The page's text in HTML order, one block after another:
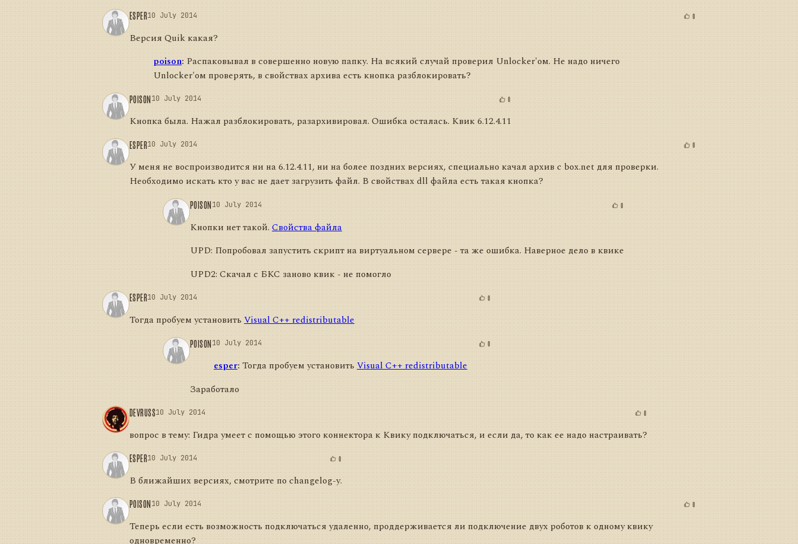
ESPER10 July 2014 0
Версия Quik какая?
poison: Распаковывал в совершенно новую папку. На всякий случай проверил Unlocker'ом. Не надо ничего
Unlocker'ом проверять, в свойствах архива есть кнопка разблокировать?
POISON10 July 2014 0
Кнопка была. Нажал разблокировать, разархивировал. Ошибка осталась. Квик 6.12.4.11
ESPER10 July 2014 0
У меня не воспроизводится ни на 6.12.4.11, ни на более поздних версиях, специально качал архив с box.net для проверки.
Необходимо искать кто у вас не дает загрузить файл. В свойствах dll файла есть такая кнопка?
POISON10 July 2014 0
Кнопки нет такой. Свойства файла
UPD: Попробовал запустить скрипт на виртуальном сервере - та же ошибка. Наверное дело в квике
UPD2: Скачал с БКС заново квик - не помогло
ESPER10 July 2014 0
Тогда пробуем установить Visual C++ redistributable
POISON10 July 2014 0
esper: Тогда пробуем установить Visual C++ redistributable
Заработало
DEVRUSS10 July 2014 0
вопрос в тему: Гидра умеет с помощью этого коннектора к Квику подключаться, и если да, то как ее надо настраивать?
ESPER10 July 2014 0
В ближайших версиях, смотрите по changelog-у.
POISON10 July 2014 0
Теперь если есть возможность подключаться удаленно, проддерживается ли подключение двух роботов к одному квику
одновременно?